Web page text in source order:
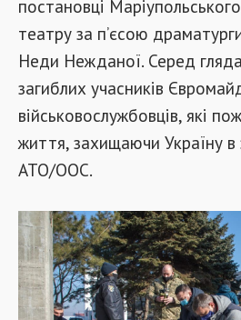
постановці
театру за п’єсою
Неди Нежданої. Серед
загиблих учасників
військовослужбовців, які
життя, захищаючи Україну в
АТО/ООС.